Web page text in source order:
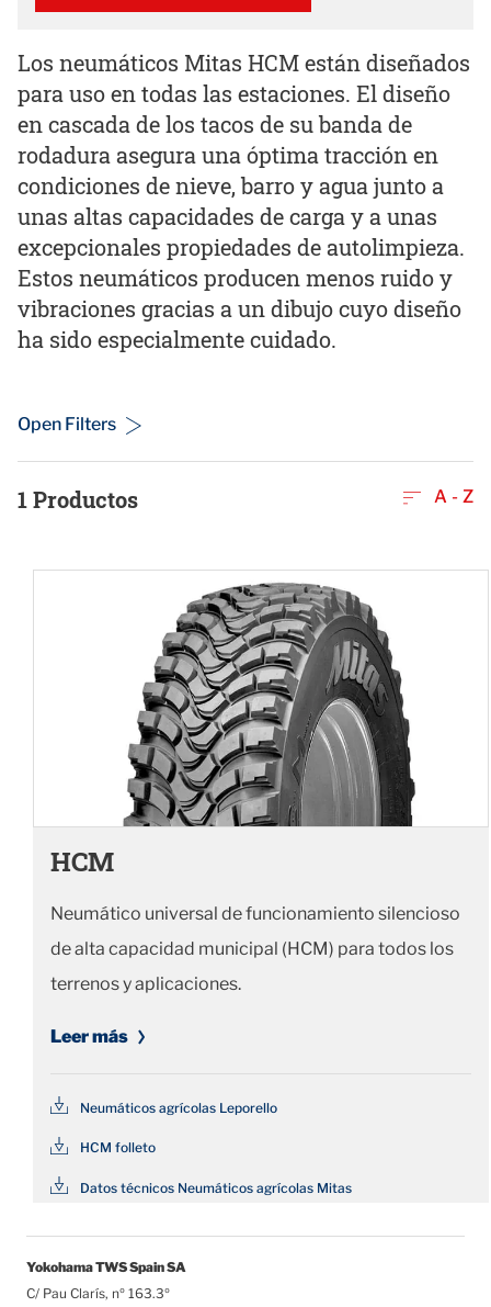
Los neumáticos Mitas HCM están diseñados
para uso en todas las estaciones. El diseño
en cascada de los tacos de su banda de
rodadura asegura una óptima tracción en
condiciones de nieve, barro y agua junto a
unas altas capacidades de carga y a unas
excepcionales propiedades de autolimpieza.
Estos neumáticos producen menos ruido y
vibraciones gracias a un dibujo cuyo diseño
ha sido especialmente cuidado.
Open Filters
1Productos A - Z
HCM
Neumático universal de funcionamiento silencioso
de alta capacidad municipal (HCM) para todos los
terrenos y aplicaciones.
Leer más
Neumáticos agrícolas Leporello
HCM folleto
Datos técnicos Neumáticos agrícolas Mitas
Yokohama TWS Spain SA
C/ Pau Clarís, nº 163.3º